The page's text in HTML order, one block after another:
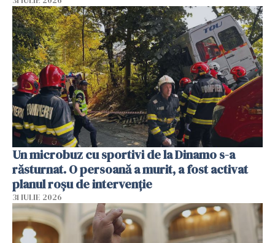
Un microbuz cu sportivi de la Dinamo s-a
răsturnat. O persoană a murit, a fost activat
planul roșu de intervenție
31 IULIE 2026